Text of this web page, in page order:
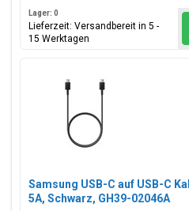
Lager: 0
Lieferzeit: Versandbereit in 5 -
15 Werktagen
Samsung USB-C auf USB-C
5A, Schwarz, GH39-02046A